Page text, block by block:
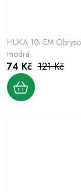
HUKA 10i-EM
modrá
74 Kč 121 Kč